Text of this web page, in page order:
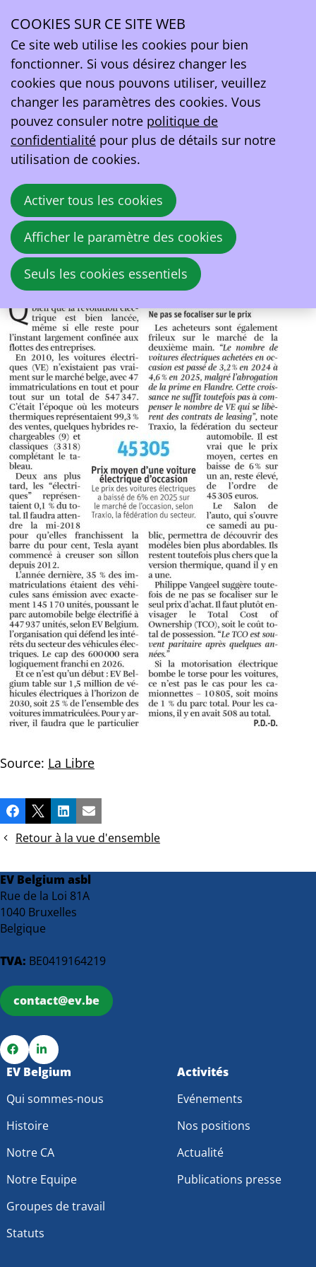
47 voitures électriques immatriculées en
Belgique en 2010... contre 145 000 en 2025
6 janvier 2026 à 19:00
Patrick Dath-Delcambe
Source: La Libre
Partager
cette
publication!
Facebook
X LinkedInEmail
Retour à la vue d'ensemble
EV Belgium asbl
Rue de la Loi 81A
1040 Bruxelles
Belgique
TVA: BE0419164219
contact@ev.be
Go
Facebook
Go
LinkedIn
EV Belgium
Qui sommes-nous
Histoire
Notre CA
Notre Equipe
Groupes de travail
Statuts
Activités
Evénements
Nos positions
Actualité
Publications presse
COOKIES SUR CE SITE WEB
Ce site web utilise les cookies pour bien
fonctionner. Si vous désirez changer les
cookies que nous pouvons utiliser, veuillez
changer les paramètres des cookies. Vous
pouvez consuler notre politique de
confidentialité pour plus de détails sur notre
utilisation de cookies.
Activer tous les cookies
Afficher le paramètre des cookies
Seuls les cookies essentiels